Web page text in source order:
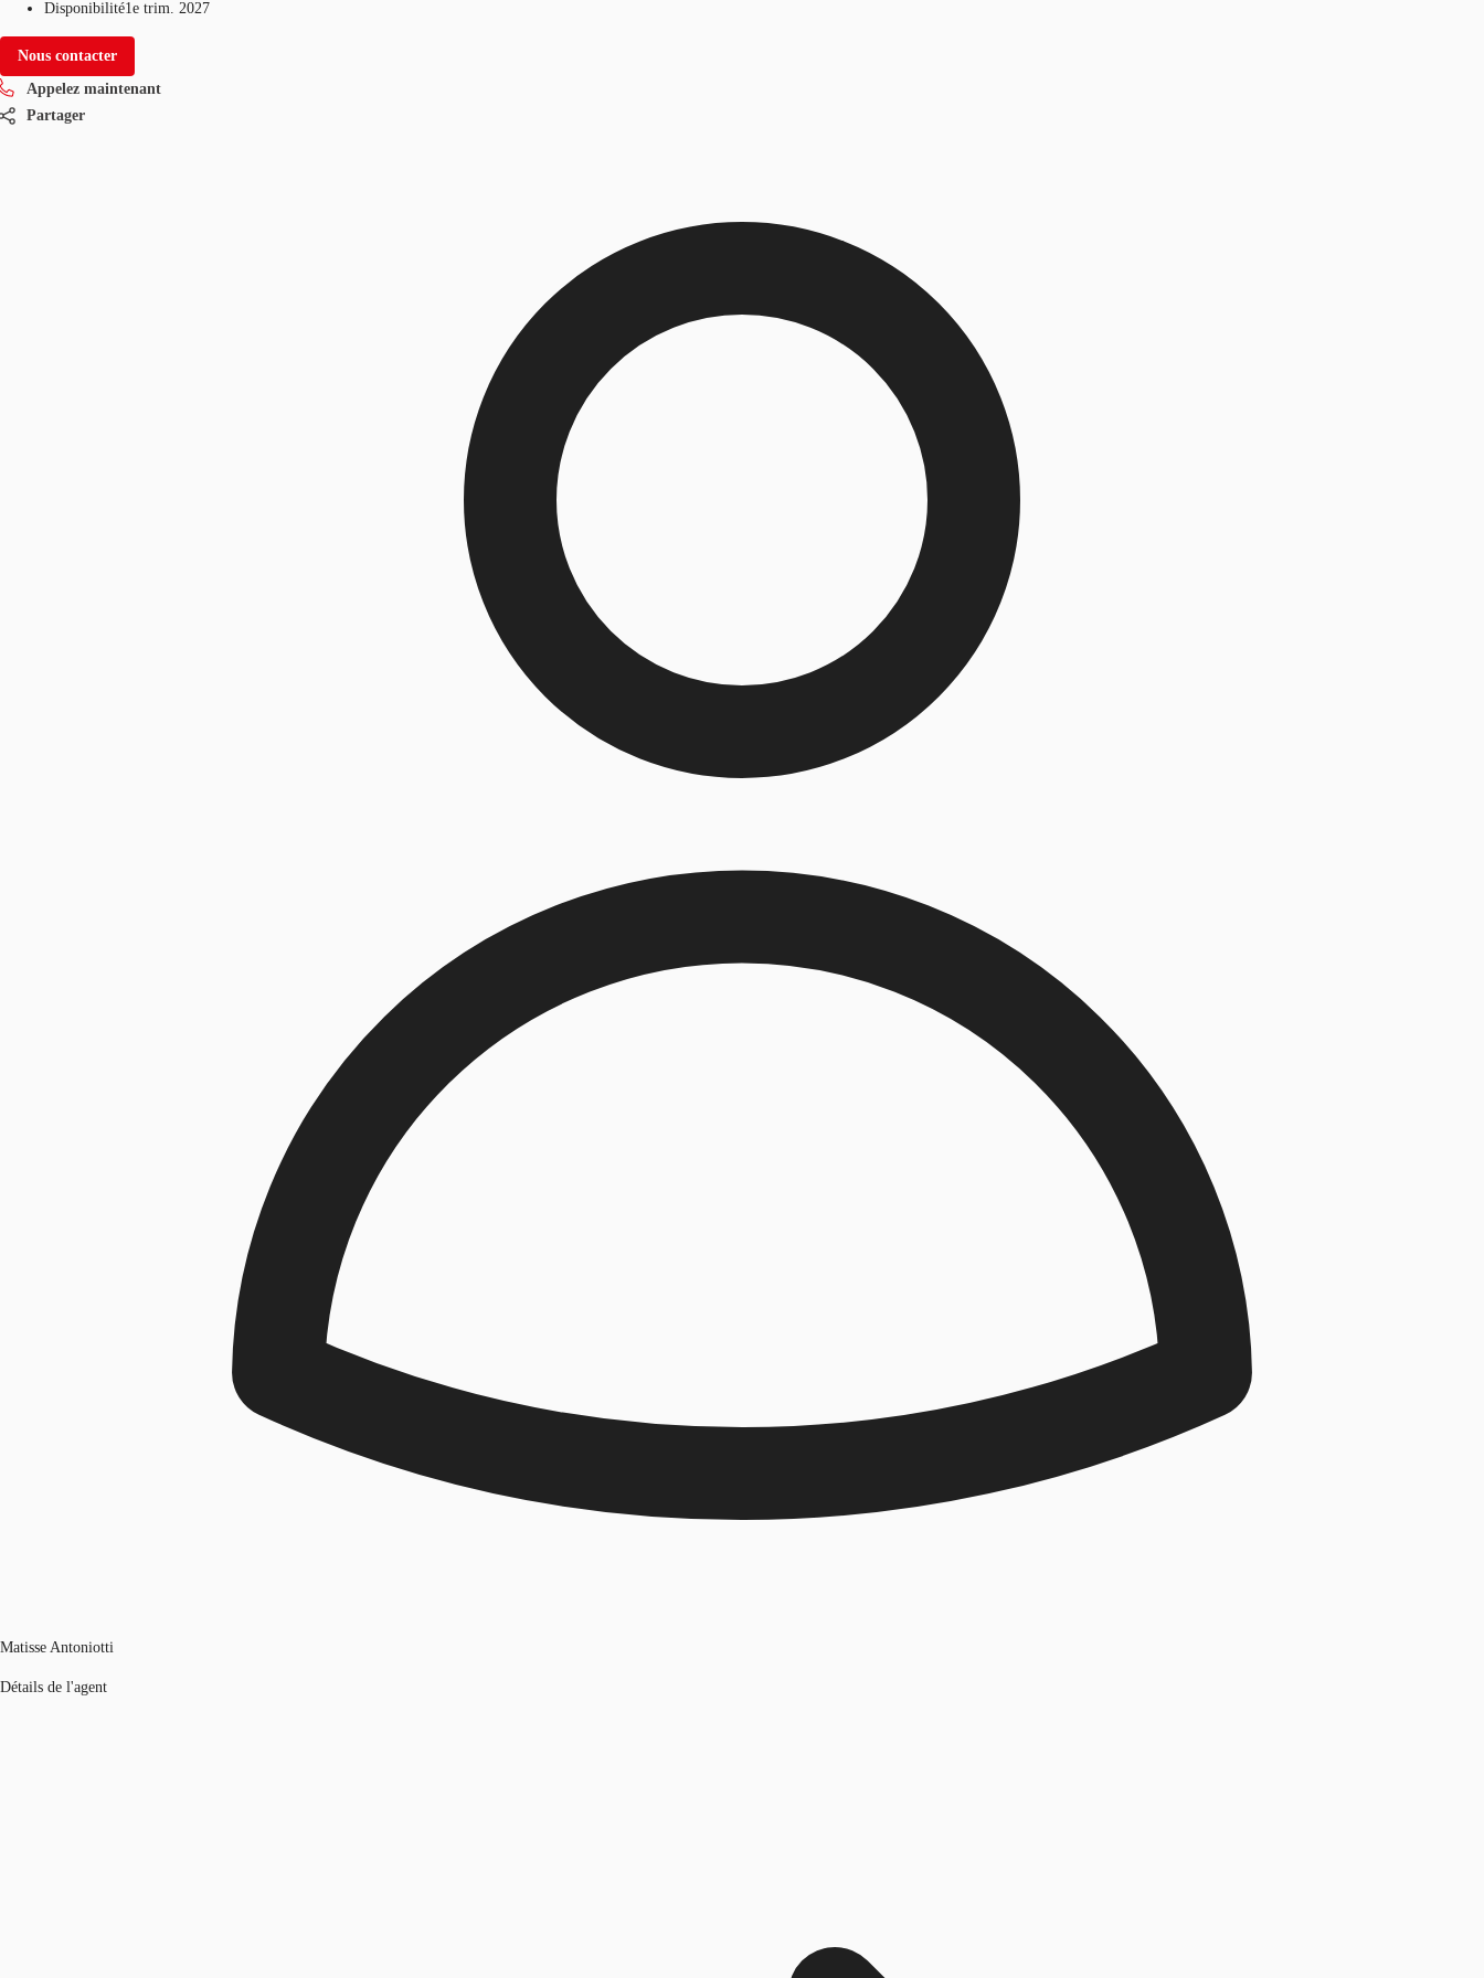
Disponibilité1e trim. 2027
Nous contacter
Appelez maintenant
Partager
Matisse Antoniotti
Détails de l'agent